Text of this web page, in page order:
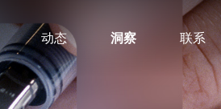
动态 洞察 联系